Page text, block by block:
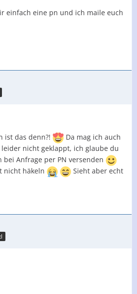
einfach eine pn und ich maile euch
ist das denn?!
Da mag ich auch
leider nicht geklappt, ich glaube du
Anfrage per PN versenden
nicht häkeln
Sieht aber echt